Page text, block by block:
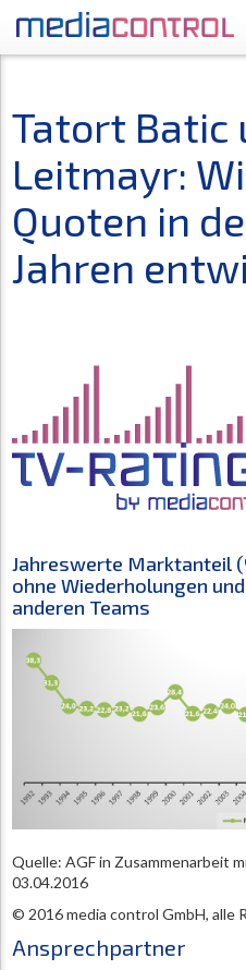
Tatort Batic
Leitmayr:
Quoten in
Jahren
Jahreswerte Marktanteil
ohne Wiederholungen
anderen Teams
Quelle: AGF in Zusammenarbeit
03.04.2016
© 2016 media control GmbH, alle
Ansprechpartner